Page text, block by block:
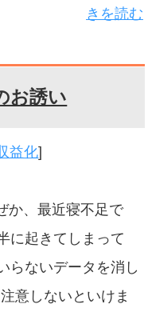
きを読む
お誘い
益化]
か、最近寝不足で
に起きてしまって
らないデータを消し
意しないといけま